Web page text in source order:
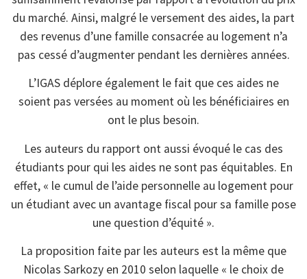
du marché. Ainsi, malgré le versement des aides, la part
des revenus d’une famille consacrée au logement n’a
pas cessé d’augmenter pendant les dernières années.
L’IGAS déplore également le fait que ces aides ne
soient pas versées au moment où les bénéficiaires en
ont le plus besoin.
Les auteurs du rapport ont aussi évoqué le cas des
étudiants pour qui les aides ne sont pas équitables. En
effet, « le cumul de l’aide personnelle au logement pour
un étudiant avec un avantage fiscal pour sa famille pose
une question d’équité ».
La proposition faite par les auteurs est la même que
Nicolas Sarkozy en 2010 selon laquelle « le choix de